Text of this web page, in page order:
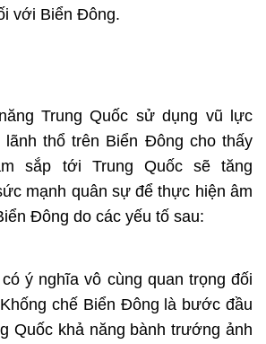
với Biển Đông.
Trung Quốc sử dụng vũ lực
lãnh thổ trên Biển Đông cho thấy
sắp tới Trung Quốc sẽ tăng
mạnh quân sự để thực hiện âm
Đông do các yếu tố sau:
ý nghĩa vô cùng quan trọng đối
chế Biển Đông là bước đầu
Quốc khả năng bành trướng ảnh